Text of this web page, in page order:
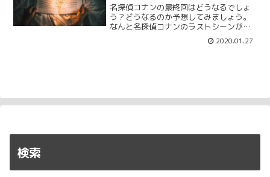
名探偵コナンの最終回はどうなるでしょ
う？どうなるのか予想してみましょう。
なんと名探偵コナンのラストシーンが流
出したと言われています。流出の真相と
毛利蘭と工藤新一の最終回を考察してみ
2020.01.27
検索